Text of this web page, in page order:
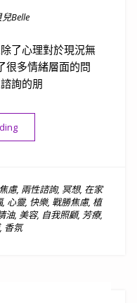
兒Belle
了心理對於現況無
很多情緒層面的問
詢的朋
“[心靈]WFH在家工作的7個
慮, 兩性諮詢, 冥想, 在家
, 心靈, 快樂, 戰勝焦慮, 植
油, 美容, 自我照顧, 芳療,
, 香氛